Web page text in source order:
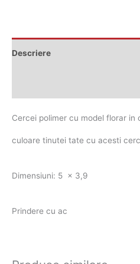
Descriere
Cercei polimer cu model florar in
culoare tinutei tate cu acesti
Dimensiuni: 5 x 3,9
Prindere cu ac